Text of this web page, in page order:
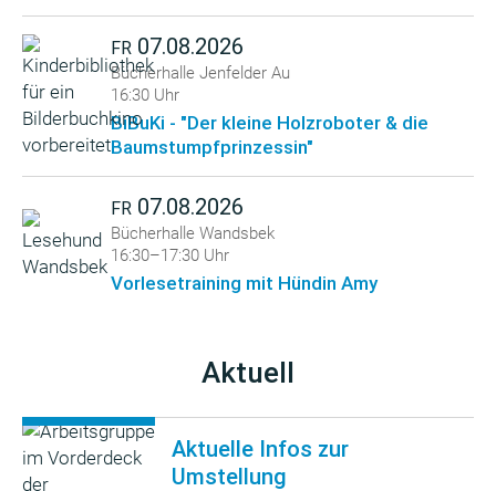
FR 07.08.2026
Bücherhalle Jenfelder Au
16:30 Uhr
BiBuKi - "Der kleine Holzroboter & die
Baumstumpfprinzessin"
FR 07.08.2026
Bücherhalle Wandsbek
16:30–17:30 Uhr
Vorlesetraining mit Hündin Amy
Aktuell
Aktuelle Infos zur
Umstellung